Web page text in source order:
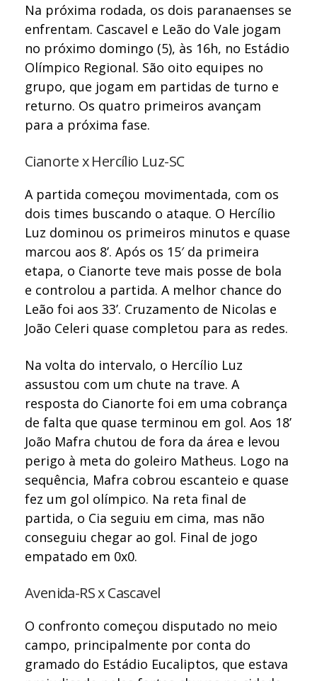
Na próxima rodada, os dois paranaenses se
enfrentam. Cascavel e Leão do Vale jogam
no próximo domingo (5), às 16h, no Estádio
Olímpico Regional. São oito equipes no
grupo, que jogam em partidas de turno e
returno. Os quatro primeiros avançam
para a próxima fase.
Cianorte x Hercílio Luz-SC
A partida começou movimentada, com os
dois times buscando o ataque. O Hercílio
Luz dominou os primeiros minutos e quase
marcou aos 8’. Após os 15′ da primeira
etapa, o Cianorte teve mais posse de bola
e controlou a partida. A melhor chance do
Leão foi aos 33’. Cruzamento de Nicolas e
João Celeri quase completou para as redes.
Na volta do intervalo, o Hercílio Luz
assustou com um chute na trave. A
resposta do Cianorte foi em uma cobrança
de falta que quase terminou em gol. Aos 18’
João Mafra chutou de fora da área e levou
perigo à meta do goleiro Matheus. Logo na
sequência, Mafra cobrou escanteio e quase
fez um gol olímpico. Na reta final de
partida, o Cia seguiu em cima, mas não
conseguiu chegar ao gol. Final de jogo
empatado em 0x0.
Avenida-RS x Cascavel
O confronto começou disputado no meio
campo, principalmente por conta do
gramado do Estádio Eucaliptos, que estava